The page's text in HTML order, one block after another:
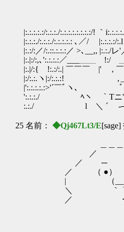
|:.:.:.:.:/:.:.:./:.:.:.:.:.:.:.:/! ｀
|:.:.:./:.:.:./:.:.:.:.: ､／/ |:.:.:.:/
|:.:/:／/:.::.:.:.:／ >､__,,
|:.|:/:,､':.:.:.:／___＿＿ !:/ ＿
|:.|/:{ !:.:/:.| ￣￣￣ |' , ￣
|:/:.:.ヽ|:/:.:.:! ,
|':.:.:.:.:>'´￣ﾞヽ､ ﾞｰ
':.:.:./ ﾍヽ ｀Tニ' ┴
:.:./ l ＼ ´ -
25 名前： ◆Qj467Lt3/E
／
／ ─ ― ヽ ダメ
／ （ ●） （ ●
| （__人
＼ ｀ ⌒´
／ ー‐